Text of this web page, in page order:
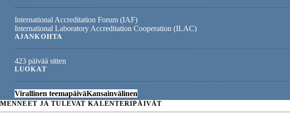
International Accreditation Forum (IAF)
International Laboratory Accreditation Cooperation (ILAC)
AJANKOHTA
423 päivää sitten
LUOKAT
Virallinen teemapäiväKansainvälinen
MENNEET JA TULEVAT KALENTERIPÄIVÄT